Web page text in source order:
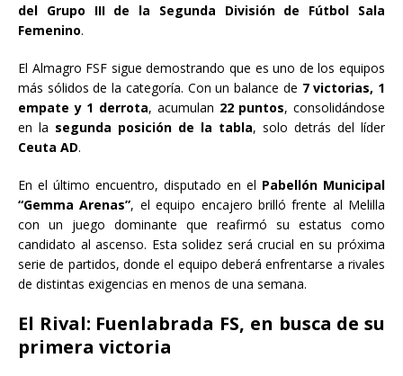
del Grupo III de la Segunda División de Fútbol Sala
Femenino.
El Almagro FSF sigue demostrando que es uno de los equipos
más sólidos de la categoría. Con un balance de 7 victorias, 1
empate y 1 derrota, acumulan 22 puntos, consolidándose
en la segunda posición de la tabla, solo detrás del líder
Ceuta AD.
En el último encuentro, disputado en el Pabellón Municipal
“Gemma Arenas”, el equipo encajero brilló frente al Melilla
con un juego dominante que reafirmó su estatus como
candidato al ascenso. Esta solidez será crucial en su próxima
serie de partidos, donde el equipo deberá enfrentarse a rivales
de distintas exigencias en menos de una semana.
El Rival: Fuenlabrada FS, en busca de su
primera victoria